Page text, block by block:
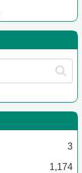
3
1,174